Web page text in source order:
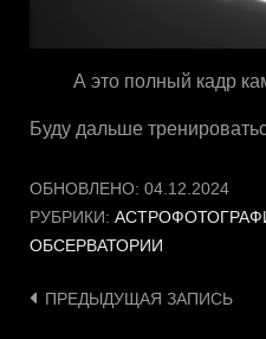
А это полный кадр
Буду дальше
ОБНОВЛЕНО: 04.12.2024
РУБРИКИ:
ОБСЕРВАТОРИИ
Навигация
ПРЕДЫДУЩАЯ ЗАПИСЬ